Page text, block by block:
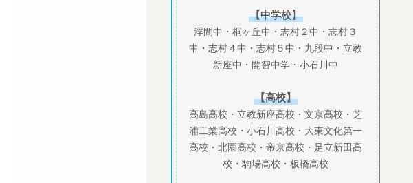
【中学校】
浮間中・桐ヶ丘中・志村２中・志村３
中・志村４中・志村５中・九段中・立教
新座中・開智中学・小石川中
【高校】
高島高校・立教新座高校・文京高校・芝
浦工業高校・小石川高校・大東文化第一
高校・北園高校・帝京高校・足立新田高
校・駒場高校・板橋高校